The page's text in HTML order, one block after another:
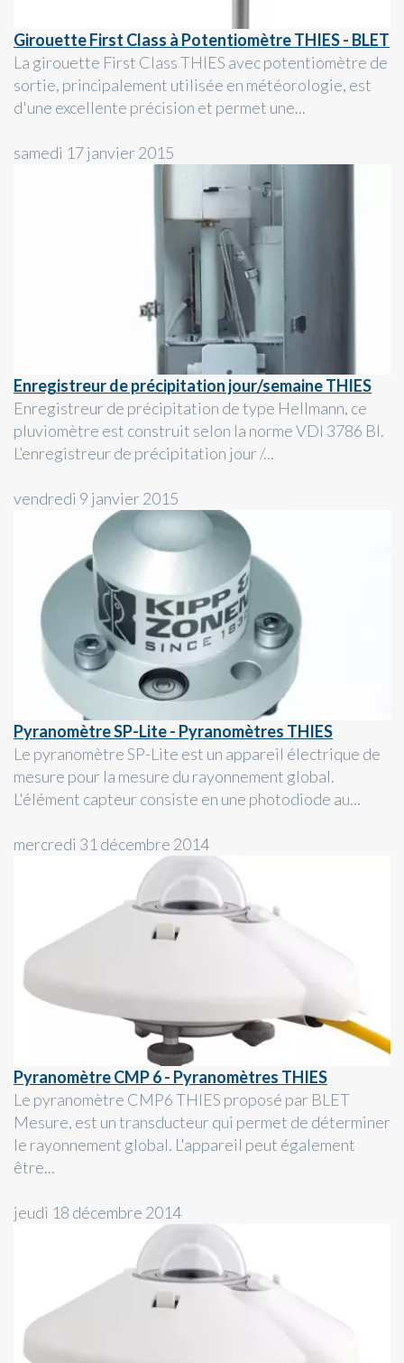
Girouette First Class à Potentiomètre THIES - BLET
La girouette First Class THIES avec potentiomètre de
sortie, principalement utilisée en météorologie, est
d'une excellente précision et permet une...
samedi 17 janvier 2015
Enregistreur de précipitation jour/semaine THIES
Enregistreur de précipitation de type Hellmann, ce
pluviomètre est construit selon la norme VDI 3786 Bl.
L’enregistreur de précipitation jour /...
vendredi 9 janvier 2015
Pyranomètre SP-Lite - Pyranomètres THIES
Le pyranomètre SP-Lite est un appareil électrique de
mesure pour la mesure du rayonnement global.
L'élément capteur consiste en une photodiode au...
mercredi 31 décembre 2014
Pyranomètre CMP 6 - Pyranomètres THIES
Le pyranomètre CMP6 THIES proposé par BLET
Mesure, est un transducteur qui permet de déterminer
le rayonnement global. L'appareil peut également
être...
jeudi 18 décembre 2014